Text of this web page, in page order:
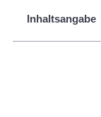
Inhaltsangabe